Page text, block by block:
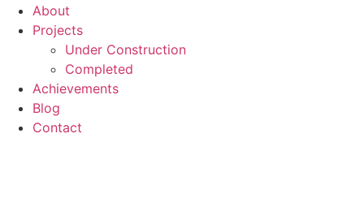
About
Projects
Under Construction
Completed
Achievements
Blog
Contact